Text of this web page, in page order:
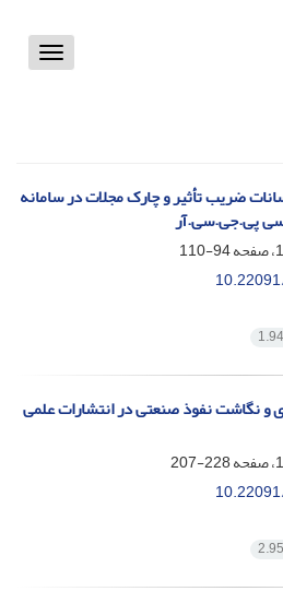
Toggle
ضریب تأثیر و چارک مجلات در سامانه
پی.جی.سی.آر
94-110
و نگاشت نفوذ صنعتی در انتشارات علمی
228-207